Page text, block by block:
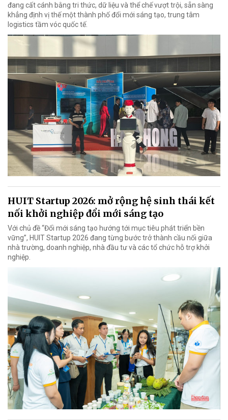
đang cất cánh bằng tri thức, dữ liệu và thể chế vượt trội, sẵn sàng
khẳng định vị thế một thành phố đổi mới sáng tạo, trung tâm
logistics tầm vóc quốc tế.
HUIT Startup 2026: mở rộng hệ sinh thái kết
nối khởi nghiệp đổi mới sáng tạo
Với chủ đề “Đổi mới sáng tạo hướng tới mục tiêu phát triển bền
vững”, HUIT Startup 2026 đang từng bước trở thành cầu nối giữa
nhà trường, doanh nghiệp, nhà đầu tư và các tổ chức hỗ trợ khởi
nghiệp.